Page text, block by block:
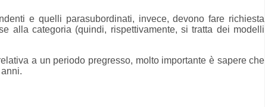
e quelli parasubordinati, invece, devono fare richiesta
alla categoria (quindi, rispettivamente, si tratta dei modelli
a un periodo pregresso, molto importante è sapere che